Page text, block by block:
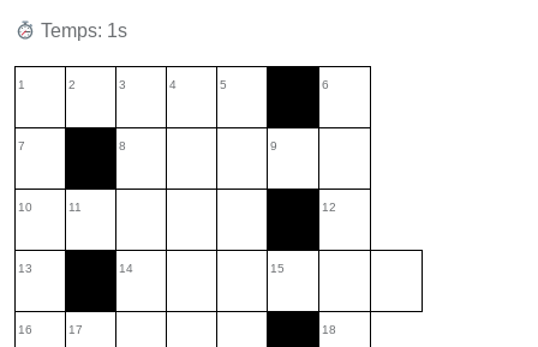
Temps: 2s
1 2 3 4 5 6
7 8 9
10 11 12
13 14 15
16 17 18